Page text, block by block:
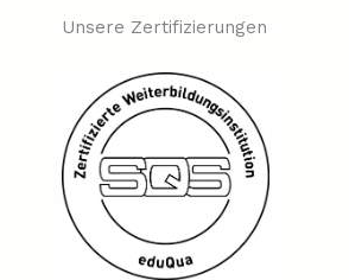
Unsere Zertifizierungen